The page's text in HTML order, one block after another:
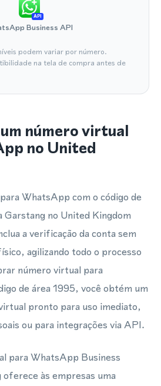
API
Business API
podem variar por número.
na tela de compra antes de
número virtual
no United
WhatsApp com o código de
Garstang no United Kingdom
a verificação da conta sem
agilizando todo o processo
número virtual para
de área 1995, você obtém um
pronto para uso imediato,
ou para integrações via API.
para WhatsApp Business
oferece às empresas uma